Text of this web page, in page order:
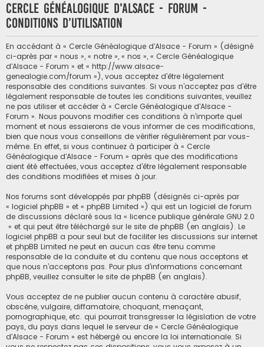
Cercle Généalogique d'Alsace - Forum -
Conditions d’utilisation
En accédant à « Cercle Généalogique d'Alsace - Forum » (désigné
ci-après par « nous », « notre », « nos », « Cercle Généalogique
d'Alsace - Forum » et « http://www.alsace-
genealogie.com/forum »), vous acceptez d’être légalement
responsable des conditions suivantes. Si vous n’acceptez pas d’être
légalement responsable de toutes les conditions suivantes, veuillez
ne pas utiliser et accéder à « Cercle Généalogique d'Alsace -
Forum ». Nous pouvons modifier ces conditions à n’importe quel
moment et nous essaierons de vous informer de ces modifications,
bien que nous vous conseillons de vérifier régulièrement par vous-
même. En effet, si vous continuez à participer à « Cercle
Généalogique d'Alsace - Forum » après que des modifications
aient été effectuées, vous acceptez d’être légalement responsable
des conditions modifiées et mises à jour.
Nos forums sont développés par phpBB (désignés ci-après par
« logiciel phpBB » et « phpBB Limited ») qui est un logiciel de forum
de discussions déclaré sous la « licence publique générale GNU 2.0
» et qui peut être téléchargé sur le site de phpBB (en anglais). Le
logiciel phpBB a pour seul but de faciliter les discussions sur internet
et phpBB Limited ne peut en aucun cas être tenu comme
responsable de la conduite et du contenu que nous acceptons et
que nous n’acceptons pas. Pour plus d’informations concernant
phpBB, veuillez consulter le site de phpBB (en anglais).
Vous acceptez de ne publier aucun contenu à caractère abusif,
obscène, vulgaire, diffamatoire, choquant, menaçant,
pornographique, etc. qui pourrait transgresser la législation de votre
pays, du pays dans lequel le serveur de « Cercle Généalogique
d'Alsace - Forum » est hébergé ou encore la loi internationale. Si